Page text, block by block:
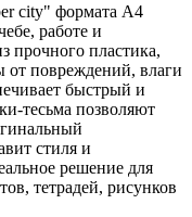
city" формата А4
работе и
прочного пластика,
повреждений, влаги
быстрый и
тесьма позволяют
стиля и
решение для
тетрадей, рисунков